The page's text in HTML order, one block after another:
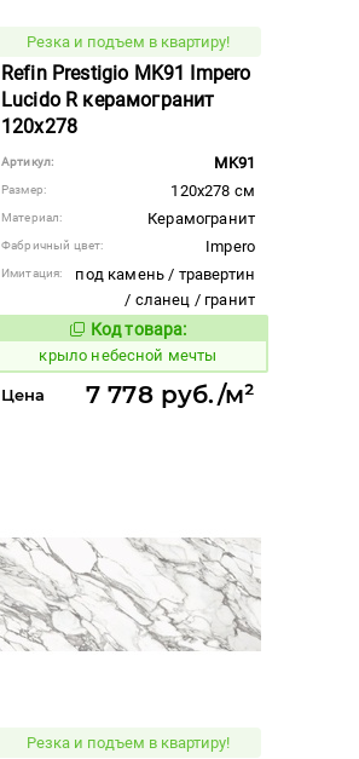
Резка и подъем в квартиру!
Refin Prestigio MK91 Impero
Lucido R керамогранит
120x278
Артикул: MK91
Размер: 120x278 см
Материал: Керамогранит
Фабричный цвет: Impero
Имитация:
под камень / травертин
/ сланец / гранит
Код товара:
836051 Код товара:
крыло небесной мечты
Цена 7 778 руб./м²
Резка и подъем в квартиру!